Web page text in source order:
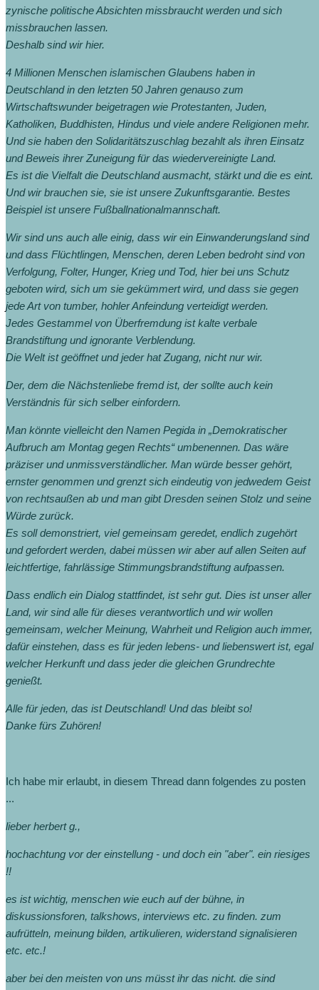
zynische politische Absichten missbraucht werden und sich
missbrauchen lassen.
Deshalb sind wir hier.
4 Millionen Menschen islamischen Glaubens haben in
Deutschland in den letzten 50 Jahren genauso zum
Wirtschaftswunder beigetragen wie Protestanten, Juden,
Katholiken, Buddhisten, Hindus und viele andere Religionen mehr.
Und sie haben den Solidaritätszuschlag bezahlt als ihren Einsatz
und Beweis ihrer Zuneigung für das wiedervereinigte Land.
Es ist die Vielfalt die Deutschland ausmacht, stärkt und die es eint.
Und wir brauchen sie, sie ist unsere Zukunftsgarantie. Bestes
Beispiel ist unsere Fußballnationalmannschaft.
Wir sind uns auch alle einig, dass wir ein Einwanderungsland sind
und dass Flüchtlingen, Menschen, deren Leben bedroht sind von
Verfolgung, Folter, Hunger, Krieg und Tod, hier bei uns Schutz
geboten wird, sich um sie gekümmert wird, und dass sie gegen
jede Art von tumber, hohler Anfeindung verteidigt werden.
Jedes Gestammel von Überfremdung ist kalte verbale
Brandstiftung und ignorante Verblendung.
Die Welt ist geöffnet und jeder hat Zugang, nicht nur wir.
Der, dem die Nächstenliebe fremd ist, der sollte auch kein
Verständnis für sich selber einfordern.
Man könnte vielleicht den Namen Pegida in „Demokratischer
Aufbruch am Montag gegen Rechts“ umbenennen. Das wäre
präziser und unmissverständlicher. Man würde besser gehört,
ernster genommen und grenzt sich eindeutig von jedwedem Geist
von rechtsaußen ab und man gibt Dresden seinen Stolz und seine
Würde zurück.
Es soll demonstriert, viel gemeinsam geredet, endlich zugehört
und gefordert werden, dabei müssen wir aber auf allen Seiten auf
leichtfertige, fahrlässige Stimmungsbrandstiftung aufpassen.
Dass endlich ein Dialog stattfindet, ist sehr gut. Dies ist unser aller
Land, wir sind alle für dieses verantwortlich und wir wollen
gemeinsam, welcher Meinung, Wahrheit und Religion auch immer,
dafür einstehen, dass es für jeden lebens- und liebenswert ist, egal
welcher Herkunft und dass jeder die gleichen Grundrechte
genießt.
Alle für jeden, das ist Deutschland! Und das bleibt so!
Danke fürs Zuhören!
Ich habe mir erlaubt, in diesem Thread dann folgendes zu posten
...
lieber herbert g.,
hochachtung vor der einstellung - und doch ein "aber". ein riesiges
!!
es ist wichtig, menschen wie euch auf der bühne, in
diskussionsforen, talkshows, interviews etc. zu finden. zum
aufrütteln, meinung bilden, artikulieren, widerstand signalisieren
etc. etc.!
aber bei den meisten von uns müsst ihr das nicht. die sind